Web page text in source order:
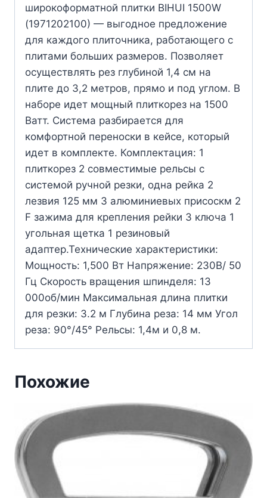
широкоформатной плитки BIHUI 1500W
(1971202100) — выгодное предложение
для каждого плиточника, работающего с
плитами больших размеров. Позволяет
осуществлять рез глубиной 1,4 см на
плите до 3,2 метров, прямо и под углом. В
наборе идет мощный плиткорез на 1500
Ватт. Система разбирается для
комфортной переноски в кейсе, который
идет в комплекте. Комплектация: 1
плиткорез 2 совместимые рельсы с
системой ручной резки, одна рейка 2
лезвия 125 мм 3 алюминиевых присоскм 2
F зажима для крепления рейки 3 ключа 1
угольная щетка 1 резиновый
адаптер.Технические характеристики:
Мощность: 1,500 Вт Напряжение: 230В/ 50
Гц Скорость вращения шпинделя: 13
000об/мин Максимальная длина плитки
для резки: 3.2 м Глубина реза: 14 мм Угол
реза: 90°/45° Рельсы: 1,4м и 0,8 м.
Похожие